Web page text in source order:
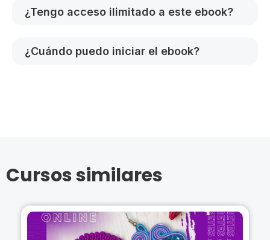
¿Tengo acceso ilimitado a este ebook?
¿Cuándo puedo iniciar el ebook?
Cursos similares